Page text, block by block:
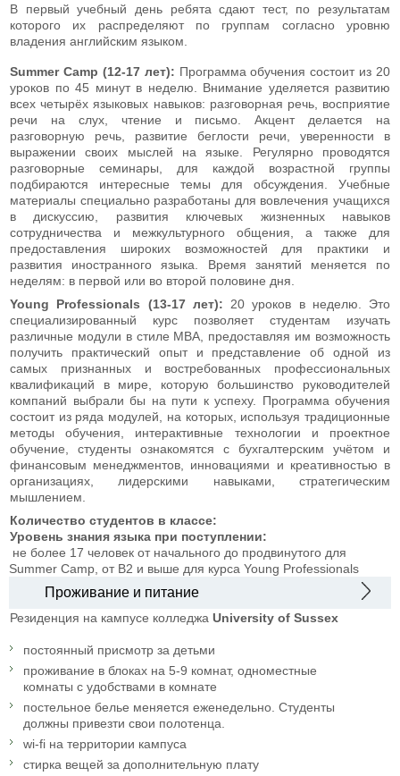
В первый учебный день ребята сдают тест, по результатам
которого их распределяют по группам согласно уровню
владения английским языком.
Summer Camp (12-17 лет): Программа обучения состоит из 20
уроков по 45 минут в неделю. Внимание уделяется развитию
всех четырёх языковых навыков: разговорная речь, восприятие
речи на слух, чтение и письмо. Акцент делается на
разговорную речь, развитие беглости речи, уверенности в
выражении своих мыслей на языке. Регулярно проводятся
разговорные семинары, для каждой возрастной группы
подбираются интересные темы для обсуждения. Учебные
материалы специально разработаны для вовлечения учащихся
в дискуссию, развития ключевых жизненных навыков
сотрудничества и межкультурного общения, а также для
предоставления широких возможностей для практики и
развития иностранного языка. Время занятий меняется по
неделям: в первой или во второй половине дня.
Young Professionals (13-17 лет): 20 уроков в неделю. Это
специализированный курс позволяет студентам изучать
различные модули в стиле MBA, предоставляя им возможность
получить практический опыт и представление об одной из
самых признанных и востребованных профессиональных
квалификаций в мире, которую большинство руководителей
компаний выбрали бы на пути к успеху. Программа обучения
состоит из ряда модулей, на которых, используя традиционные
методы обучения, интерактивные технологии и проектное
обучение, студенты ознакомятся с бухгалтерским учётом и
финансовым менеджментов, инновациями и креативностью в
организациях, лидерскими навыками, стратегическим
мышлением.
Количество студентов в классе:
Уровень знания языка при поступлении:
не более 17 человек от начального до продвинутого для
Summer Camp, от В2 и выше для курса Young Professionals
Проживание и питание
Резиденция на кампусе колледжа University of Sussex
постоянный присмотр за детьми
проживание в блоках на 5-9 комнат, одноместные
комнаты с удобствами в комнате
постельное белье меняется еженедельно. Студенты
должны привезти свои полотенца.
wi-fi на территории кампуса
стирка вещей за дополнительную плату